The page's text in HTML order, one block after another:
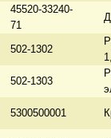
45520-33240-
71
502-1302
502-1303
5300500001